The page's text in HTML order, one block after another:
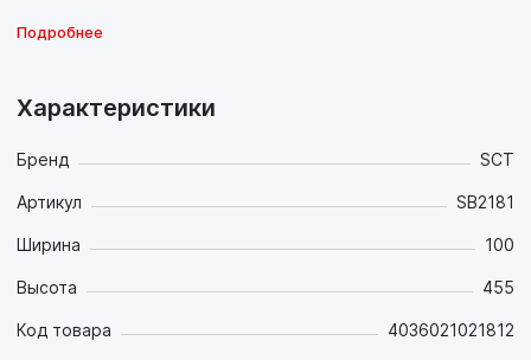
Подробнее
Характеристики
Бренд SCT
Артикул SB2181
Ширина 100
Высота 455
Код товара 4036021021812